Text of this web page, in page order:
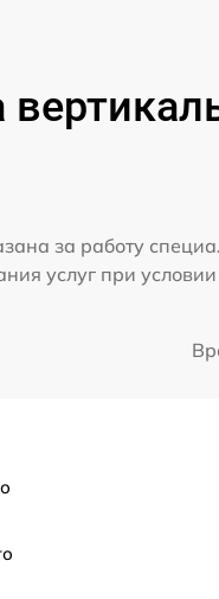
за работу
услуг при